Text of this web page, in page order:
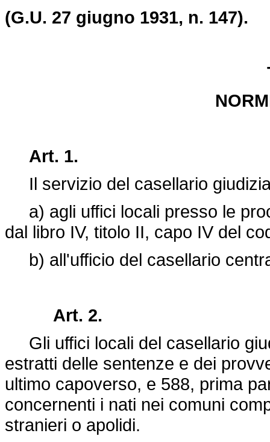
(G.U. 27 giugno 1931, n. 147).
Art. 1.
Il servizio del casellario
a) agli uffici locali presso le
dal libro IV, titolo II, capo IV del
b) all'ufficio del casellario
Art. 2.
Gli uffici locali del casellario
estratti delle sentenze e dei
ultimo capoverso, e 588, prima
concernenti i nati nei comuni
stranieri o apolidi.